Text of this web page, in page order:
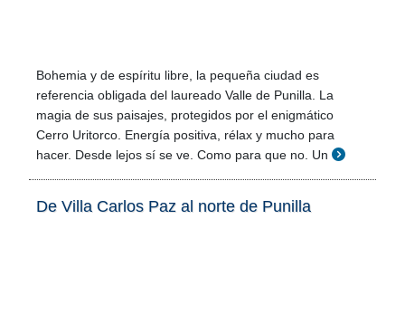
Bohemia y de espíritu libre, la pequeña ciudad es
referencia obligada del laureado Valle de Punilla. La
magia de sus paisajes, protegidos por el enigmático
Cerro Uritorco. Energía positiva, rélax y mucho para
hacer. Desde lejos sí se ve. Como para que no. Un
De Villa Carlos Paz al norte de Punilla